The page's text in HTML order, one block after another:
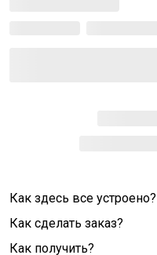
Как здесь все устроено?
Как сделать заказ?
Как получить?